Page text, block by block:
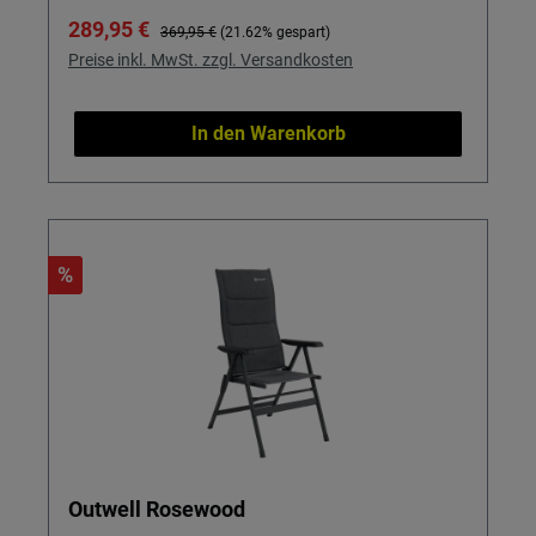
Verkaufspreis:
289,95 € Regulärer Preis:
369,95 € (21.62% gespart)
Preise inkl. MwSt. zzgl. Versandkosten
In den Warenkorb
%
Outwell Rosewood